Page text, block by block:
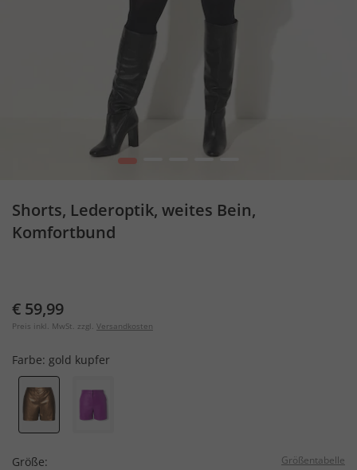
1
Shorts, Lederoptik, weites Bein,
Komfortbund
€ 59,99
Preis inkl. MwSt. zzgl. Versandkosten
Farbe: gold kupfer
Größe: Größentabelle